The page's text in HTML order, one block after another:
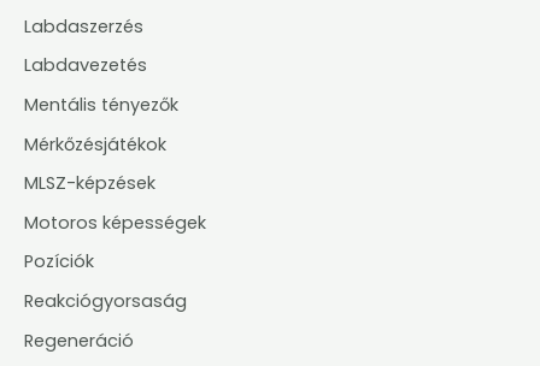
Labdaszerzés
Labdavezetés
Mentális tényezők
Mérkőzésjátékok
MLSZ-képzések
Motoros képességek
Pozíciók
Reakciógyorsaság
Regeneráció